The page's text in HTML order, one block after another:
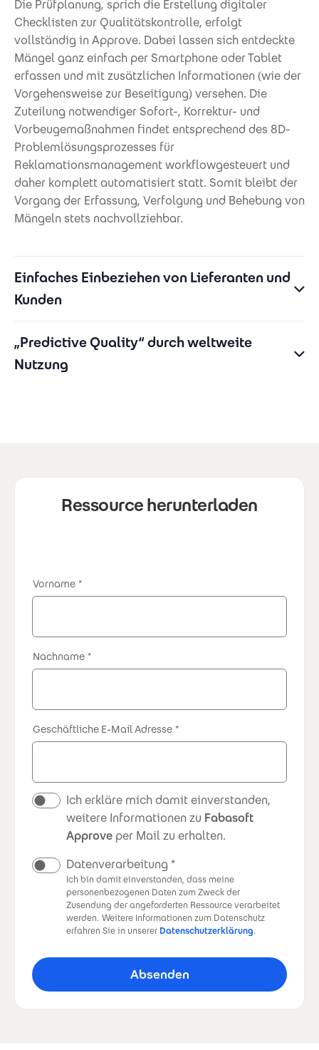
Die Prüfplanung, sprich die Erstellung digitaler
Checklisten zur Qualitätskontrolle, erfolgt
vollständig in Approve. Dabei lassen sich entdeckte
Mängel ganz einfach per Smartphone oder Tablet
erfassen und mit zusätzlichen Informationen (wie der
Vorgehensweise zur Beseitigung) versehen. Die
Zuteilung notwendiger Sofort-, Korrektur- und
Vorbeugemaßnahmen findet entsprechend des 8D-
Problemlösungsprozesses für
Reklamationsmanagement workflowgesteuert und
daher komplett automatisiert statt. Somit bleibt der
Vorgang der Erfassung, Verfolgung und Behebung von
Mängeln stets nachvollziehbar.
Einfaches Einbeziehen von Lieferanten und
Kunden
„Predictive Quality“ durch weltweite
Nutzung
Ressource herunterladen
Vorname
Nachname
Geschäftliche E-Mail Adresse
Newsletter
Ich erkläre mich damit einverstanden,
weitere Informationen zu Fabasoft
Approve per Mail zu erhalten.
Datenverarbeitung
Ich bin damit einverstanden, dass meine
personenbezogenen Daten zum Zweck der
Zusendung der angeforderten Ressource verarbeitet
werden. Weitere Informationen zum Datenschutz
erfahren Sie in unsererDatenschutzerklärung.